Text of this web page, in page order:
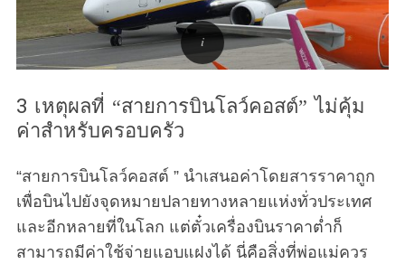
3 เหตุผลที่ “สายการบินโลว์คอสต์” ไม่คุ้ม
ค่าสำหรับครอบครัว
“สายการบินโลว์คอสต์ ” นำเสนอค่าโดยสารราคาถูก
เพื่อบินไปยังจุดหมายปลายทางหลายแห่งทั่วประเทศ
และอีกหลายที่ในโลก แต่ตั๋วเครื่องบินราคาต่ำก็
สามารถมีค่าใช้จ่ายแอบแฝงได้ นี่คือสิ่งที่พ่อแม่ควร